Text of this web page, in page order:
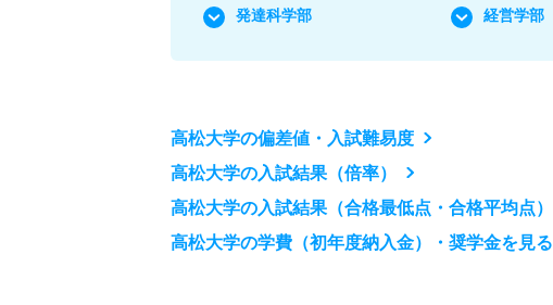
発達科学部 経営学部
高松大学の偏差値・入試難易度
高松大学の入試結果（倍率）
高松大学の入試結果（合格最低点・合格平均点）
高松大学の学費（初年度納入金）・奨学金を見る